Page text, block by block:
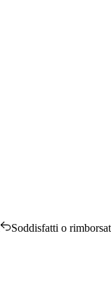
Soddisfatti o